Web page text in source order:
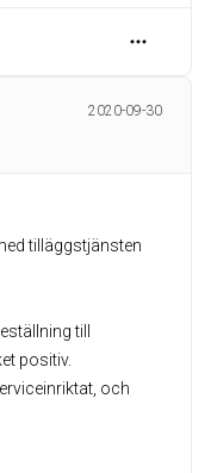
2020-09-30
tilläggstjänsten
till
positiv.
och